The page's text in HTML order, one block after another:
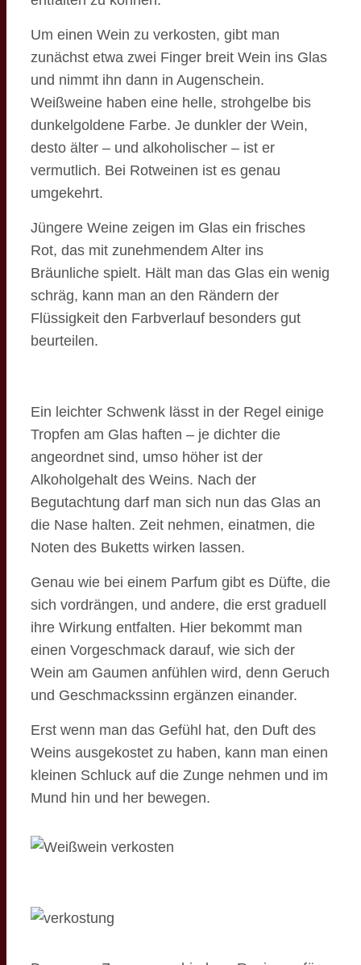
Um einen Wein zu verkosten, gibt man
zunächst etwa zwei Finger breit Wein ins Glas
und nimmt ihn dann in Augenschein.
Weißweine haben eine helle, strohgelbe bis
dunkelgoldene Farbe. Je dunkler der Wein,
desto älter – und alkoholischer – ist er
vermutlich. Bei Rotweinen ist es genau
umgekehrt.
Jüngere Weine zeigen im Glas ein frisches
Rot, das mit zunehmendem Alter ins
Bräunliche spielt. Hält man das Glas ein wenig
schräg, kann man an den Rändern der
Flüssigkeit den Farbverlauf besonders gut
beurteilen.
Ein leichter Schwenk lässt in der Regel einige
Tropfen am Glas haften – je dichter die
angeordnet sind, umso höher ist der
Alkoholgehalt des Weins. Nach der
Begutachtung darf man sich nun das Glas an
die Nase halten. Zeit nehmen, einatmen, die
Noten des Buketts wirken lassen.
Genau wie bei einem Parfum gibt es Düfte, die
sich vordrängen, und andere, die erst graduell
ihre Wirkung entfalten. Hier bekommt man
einen Vorgeschmack darauf, wie sich der
Wein am Gaumen anfühlen wird, denn Geruch
und Geschmackssinn ergänzen einander.
Erst wenn man das Gefühl hat, den Duft des
Weins ausgekostet zu haben, kann man einen
kleinen Schluck auf die Zunge nehmen und im
Mund hin und her bewegen.